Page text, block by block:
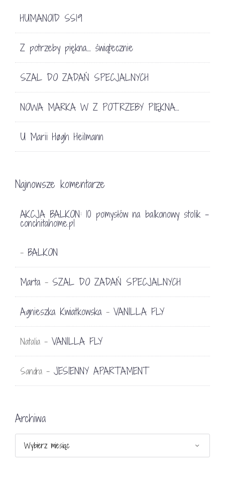
HUMANOID SS19
Z potrzeby piękna… świątecznie
SZAL DO ZADAŃ SPECJALNYCH
NOWA MARKA W Z POTRZEBY PIĘKNA…
U Marii Høgh Heilmann
Najnowsze komentarze
AKCJA BALKON: 10 pomysłów na balkonowy stolik -
conchitahome.pl
- BALKON
Marta - SZAL DO ZADAŃ SPECJALNYCH
Agnieszka Kwiatkowska - VANILLA FLY
Natalia - VANILLA FLY
Sandra - JESIENNY APARTAMENT
Archiwa